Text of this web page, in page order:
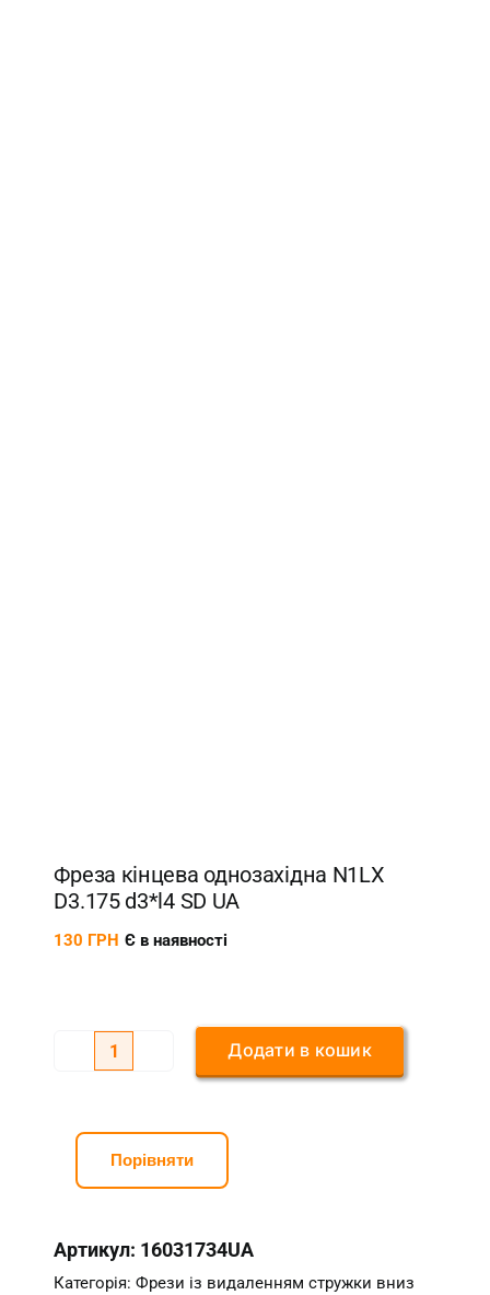
Фреза кінцева однозахідна N1LX
D3.175 d3*l4 SD UA
130 ГРН Є в наявності
Фреза
N1LX
D3.175
SD
UA
Додати в кошик
Порівняти
Артикул: 16031734UA
Категорія:Фрези із видаленням стружки вниз